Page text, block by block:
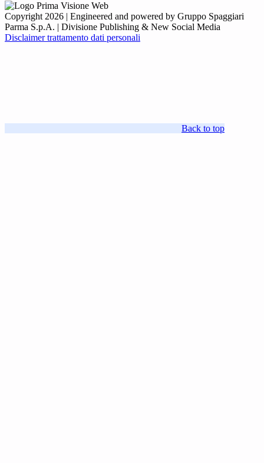
Copyright 2026 | Engineered and powered by Gruppo Spaggiari
Parma S.p.A. | Divisione Publishing & New Social Media
Disclaimer trattamento dati personali
Back to top